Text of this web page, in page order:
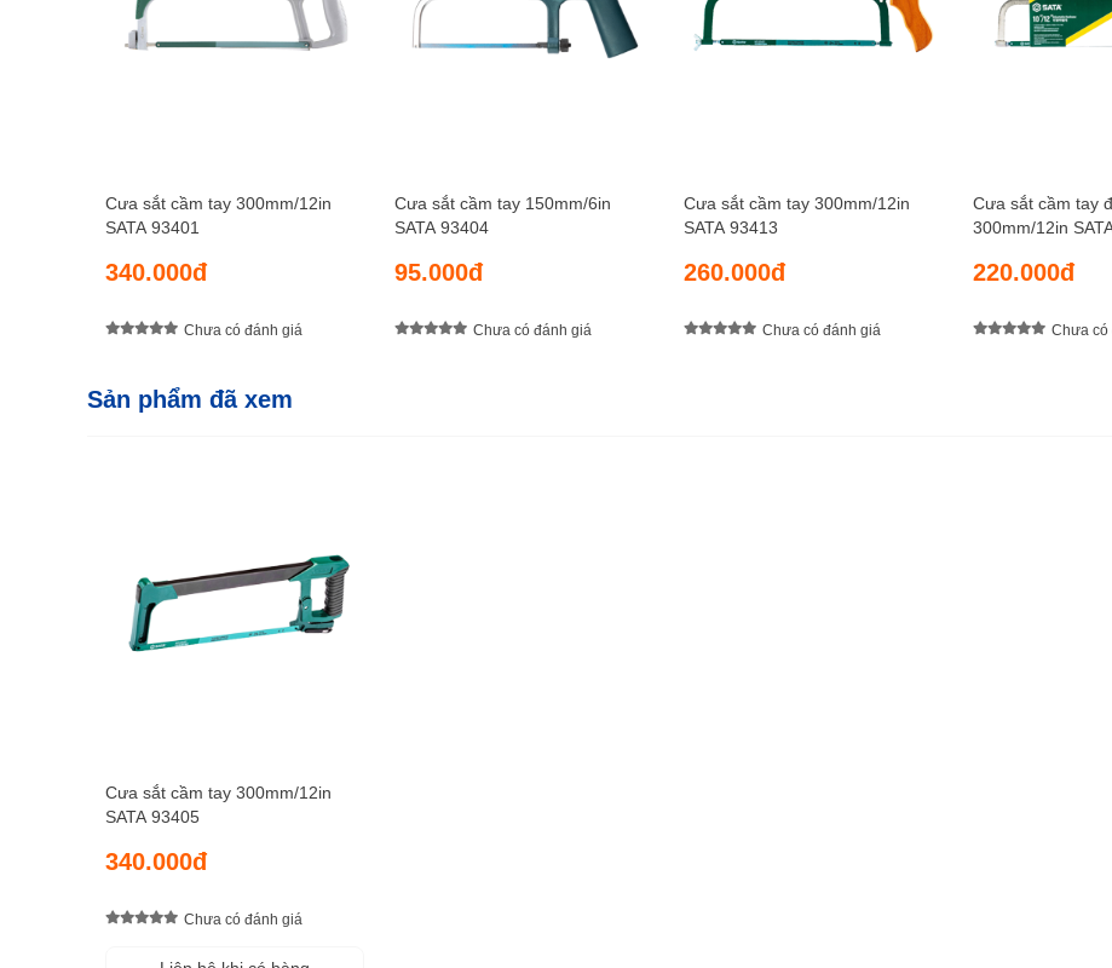
Cưa sắt cầm tay 300mm/12in
SATA 93401
340.000đ
Chưa có đánh giá
Cưa sắt cầm tay 150mm/6in
SATA 93404
95.000đ
Chưa có đánh giá
Cưa sắt cầm tay 300mm/12in
SATA 93413
260.000đ
Chưa có đánh giá
Cưa sắt cầm tay
300mm/12in
220.000đ
Chưa có
Sản phẩm đã xem
Cưa sắt cầm tay 300mm/12in
SATA 93405
340.000đ
Chưa có đánh giá